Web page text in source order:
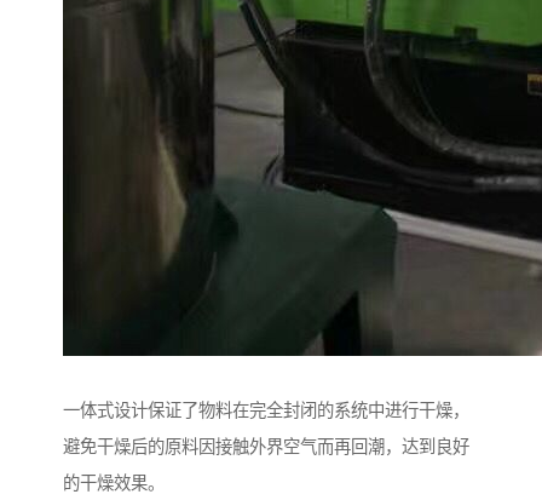
一体式设计保证了物料在完全封闭的系统中进行干燥，
避免干燥后的原料因接触外界空气而再回潮，达到良好
的干燥效果。